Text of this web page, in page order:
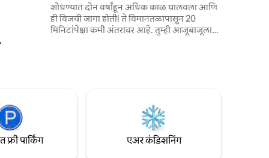
शोधण्यात दोन वर्षांहून अधिक काळ घालवला आणि
ही विजयी जागा होती! ते विमानतळापासून 20
मिनिटांपेक्षा कमी अंतरावर आहे. तुम्ही आजूबाजूला
असल्यास माझी कार भाड्याने देखील उपलब्ध आहे.
फ्री पार्किंग एअर कंडिशनिंग